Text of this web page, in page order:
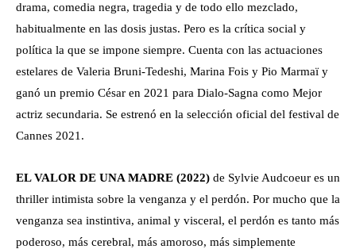
drama, comedia negra, tragedia y de todo ello mezclado,
habitualmente en las dosis justas. Pero es la crítica social y
política la que se impone siempre. Cuenta con las actuaciones
estelares de Valeria Bruni-Tedeshi, Marina Fois y Pio Marmaï y
ganó un premio César en 2021 para Dialo-Sagna como Mejor
actriz secundaria. Se estrenó en la selección oficial del festival de
Cannes 2021.
EL VALOR DE UNA MADRE (2022) de Sylvie Audcoeur es un
thriller intimista sobre la venganza y el perdón. Por mucho que la
venganza sea instintiva, animal y visceral, el perdón es tanto más
poderoso, más cerebral, más amoroso, más simplemente